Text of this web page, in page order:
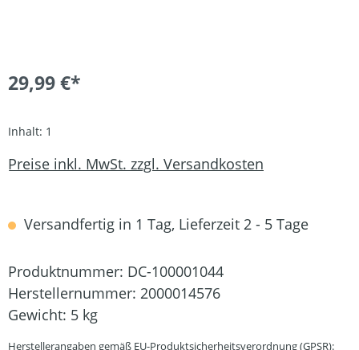
29,99 €*
Inhalt: 1
Preise inkl. MwSt. zzgl. Versandkosten
Versandfertig in 1 Tag, Lieferzeit 2 - 5 Tage
Produktnummer: DC-100001044
Herstellernummer: 2000014576
Gewicht: 5 kg
Herstellerangaben gemäß EU-Produktsicherheitsverordnung (GPSR):